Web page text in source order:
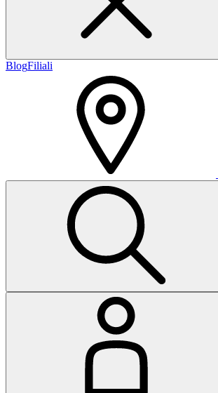
BlogFiliali